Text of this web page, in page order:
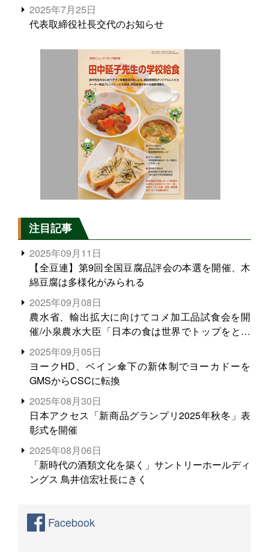
2025年7月25日
代表取締役社長交代のお知らせ
注目記事
2025年09月11日
【全豆連】第9回全国豆腐品評会の本選を開催、木
綿豆腐は多様化がみられる
2025年09月08日
農水省、輸出拡大に向けてコメ加工品試食会を開
催/小泉農水大臣「日本の食は世界でトップをとれ
る。米増産に向けて、米輸出需要の拡大を」
2025年09月05日
ヨークHD、ベイン傘下の新体制でヨーカドーを
GMSからCSCに転換
2025年08月30日
日本アクセス「新商品グランプリ2025年秋冬」表
彰式を開催
2025年08月06日
「新時代の酒類文化を築く」サントリーホールディ
ングス 鳥井信宏社長にきく
Facebook